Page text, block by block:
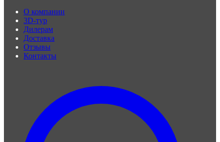
О компании
3D-тур
Дилерам
Доставка
Отзывы
Контакты